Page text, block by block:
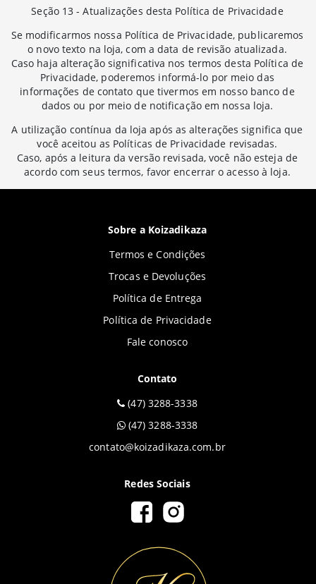
Seção 13 - Atualizações desta Política de Privacidade
Se modificarmos nossa Política de Privacidade, publicaremos
o novo texto na loja, com a data de revisão atualizada.
Caso haja alteração significativa nos termos desta Política de
Privacidade, poderemos informá-lo por meio das
informações de contato que tivermos em nosso banco de
dados ou por meio de notificação em nossa loja.
A utilização contínua da loja após as alterações significa que
você aceitou as Políticas de Privacidade revisadas.
Caso, após a leitura da versão revisada, você não esteja de
acordo com seus termos, favor encerrar o acesso à loja.
Sobre a Koizadikaza
Termos e Condições
Trocas e Devoluções
Política de Entrega
Política de Privacidade
Fale conosco
Contato
(47) 3288-3338
(47) 3288-3338
contato@koizadikaza.com.br
Redes Sociais